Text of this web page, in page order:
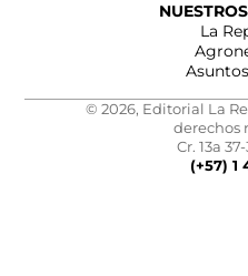
La
© 2026, Editorial La
derechos
Cr. 13a
(+57) 1